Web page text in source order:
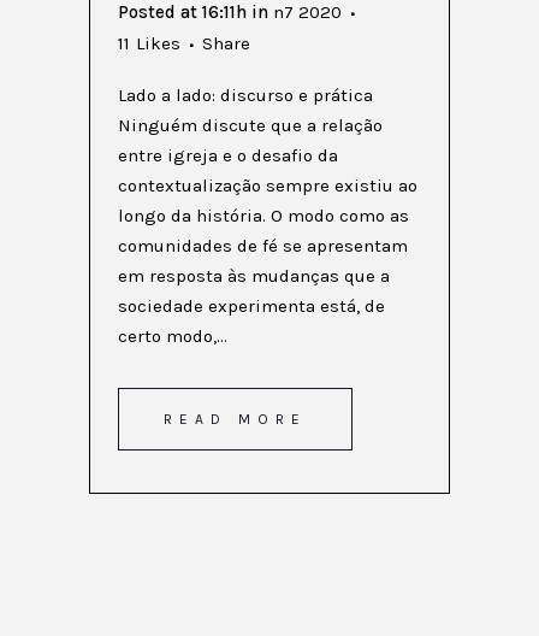
Posted at 16:11h in n7 2020
11 Likes Share
Lado a lado: discurso e prática
Ninguém discute que a relação
entre igreja e o desafio da
contextualização sempre existiu ao
longo da história. O modo como as
comunidades de fé se apresentam
em resposta às mudanças que a
sociedade experimenta está, de
certo modo,...
READ MORE